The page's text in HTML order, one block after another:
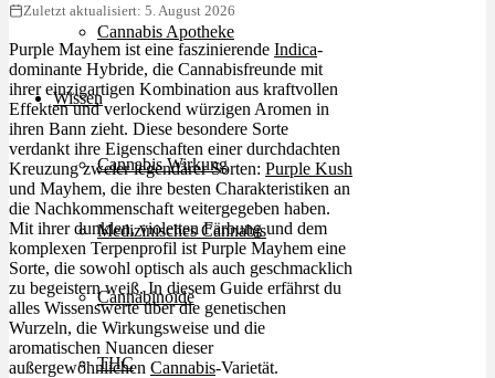
Cannabis Apotheke
Wissen
Cannabis Wirkung
Medizinisches Cannabis
Cannabinoide
THC
Zuletzt aktualisiert: 5. August 2026
Purple Mayhem ist eine faszinierende Indica-
dominante Hybride, die Cannabisfreunde mit
ihrer einzigartigen Kombination aus kraftvollen
Effekten und verlockend würzigen Aromen in
ihren Bann zieht. Diese besondere Sorte
verdankt ihre Eigenschaften einer durchdachten
Kreuzung zweier legendärer Sorten: Purple Kush
und Mayhem, die ihre besten Charakteristiken an
die Nachkommenschaft weitergegeben haben.
Mit ihrer dunklen, violetten Färbung und dem
komplexen Terpenprofil ist Purple Mayhem eine
Sorte, die sowohl optisch als auch geschmacklich
zu begeistern weiß. In diesem Guide erfährst du
alles Wissenswerte über die genetischen
Wurzeln, die Wirkungsweise und die
aromatischen Nuancen dieser
außergewöhnlichen Cannabis-Varietät.